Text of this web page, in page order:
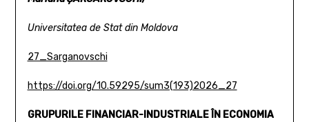
Universitatea de Stat din Moldova
27_Sarganovschi
https://doi.org/10.59295/sum3(193)2026_27
GRUPURILE FINANCIAR-INDUSTRIALE ÎN ECONOMIA